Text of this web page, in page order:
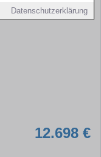
Datenschutzerklärung
12.698 €